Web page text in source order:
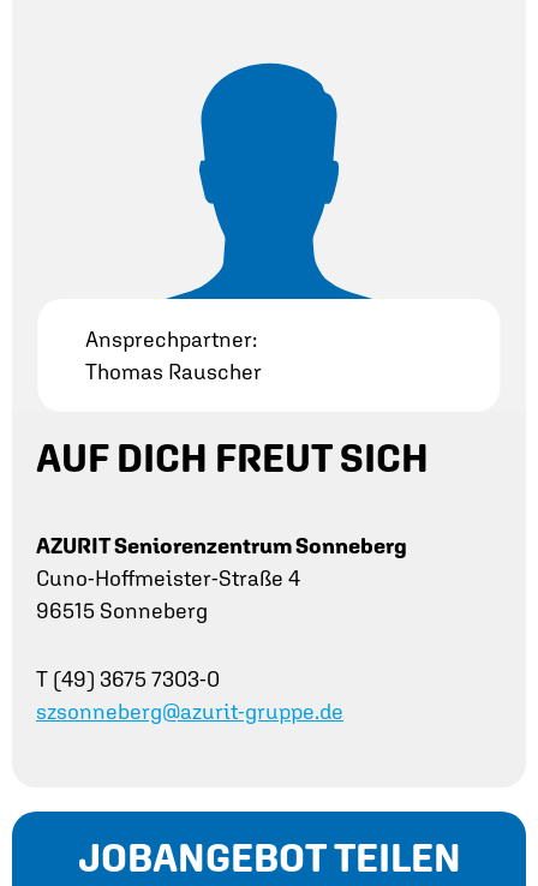
Ansprechpartner:
Thomas Rauscher
AUF DICH FREUT SICH
AZURIT Seniorenzentrum Sonneberg
Cuno-Hoffmeister-Straße 4
96515 Sonneberg
T (49) 3675 7303-0
szsonneberg@azurit-gruppe.de
JOBANGEBOT TEILEN